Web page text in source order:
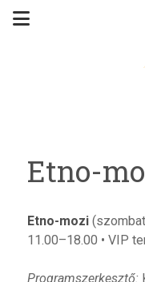
Etno-
Etno-mozi
11.00–18.00 • VIP
Programszerkesztő: